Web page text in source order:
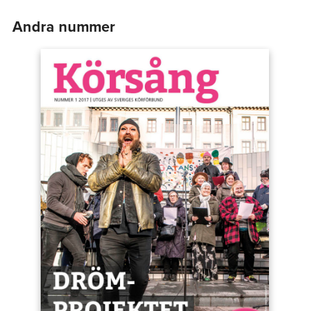
Andra nummer